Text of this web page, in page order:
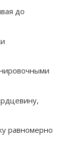
до
равномерно